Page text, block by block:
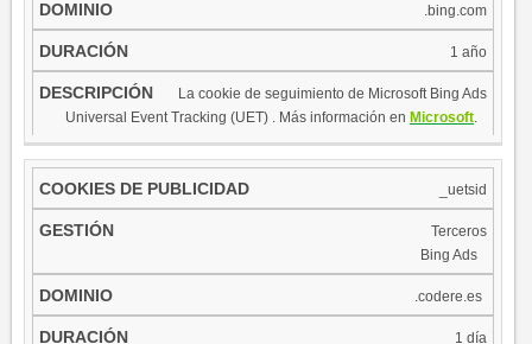
.bing.com
1 año
​La cookie de seguimiento de Microsoft Bing Ads
Universal Event Tracking (UET) . Más información en Microsoft.​​
_uetsid
​Terceros
Bing Ads​ ​
.codere.es​
1 día